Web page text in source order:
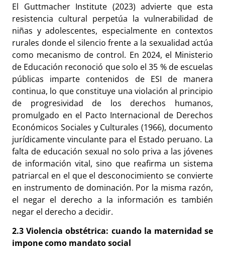
El Guttmacher Institute (2023) advierte que esta
resistencia cultural perpetúa la vulnerabilidad de
niñas y adolescentes, especialmente en contextos
rurales donde el silencio frente a la sexualidad actúa
como mecanismo de control. En 2024, el Ministerio
de Educación reconoció que solo el 35 % de escuelas
públicas imparte contenidos de ESI de manera
continua, lo que constituye una violación al principio
de progresividad de los derechos humanos,
promulgado en el Pacto Internacional de Derechos
Económicos Sociales y Culturales (1966), documento
jurídicamente vinculante para el Estado peruano. La
falta de educación sexual no solo priva a las jóvenes
de información vital, sino que reafirma un sistema
patriarcal en el que el desconocimiento se convierte
en instrumento de dominación. Por la misma razón,
el negar el derecho a la información es también
negar el derecho a decidir.
2.3 Violencia obstétrica: cuando la maternidad se
impone como mandato social